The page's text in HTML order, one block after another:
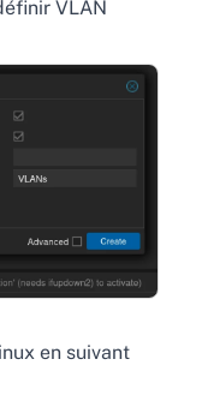
VLAN
en suivant